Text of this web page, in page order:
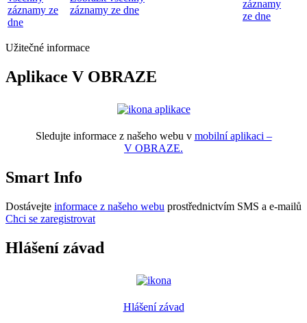
záznamy ze
dne
záznamy ze dne
záznamy
ze dne
Užitečné informace
Aplikace V OBRAZE
Sledujte informace z našeho webu v mobilní aplikaci –
V OBRAZE.
Smart Info
Dostávejte informace z našeho webu prostřednictvím SMS a e-mailů
Chci se zaregistrovat
Hlášení závad
Hlášení závad